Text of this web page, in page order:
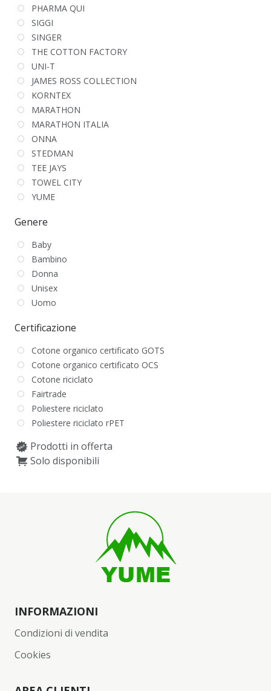
PHARMA QUI
SIGGI
SINGER
THE COTTON FACTORY
UNI-T
JAMES ROSS COLLECTION
KORNTEX
MARATHON
MARATHON ITALIA
ONNA
STEDMAN
TEE JAYS
TOWEL CITY
YUME
Genere
Baby
Bambino
Donna
Unisex
Uomo
Certificazione
Cotone organico certificato GOTS
Cotone organico certificato OCS
Cotone riciclato
Fairtrade
Poliestere riciclato
Poliestere riciclato rPET
Prodotti in offerta
Solo disponibili
INFORMAZIONI
Condizioni di vendita
Cookies